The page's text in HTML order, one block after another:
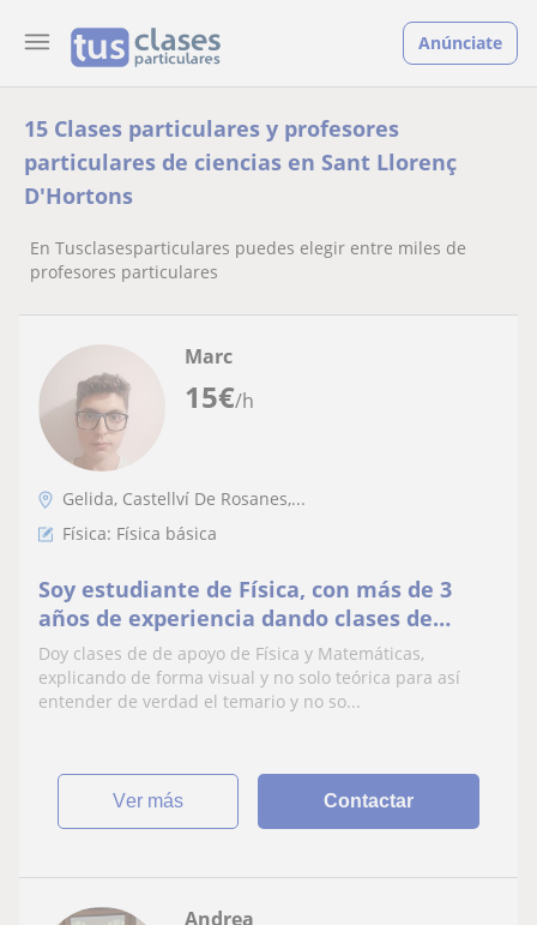
Anúnciate
15 Clases particulares y profesores
particulares de ciencias en Sant Llorenç
D'Hortons
En Tusclasesparticulares puedes elegir entre miles de
profesores particulares
15€/h
Marc
Gelida, Castellví De Rosanes,...
Física: Física básica
Soy estudiante de Física, con más de 3
años de experiencia dando clases de
Matemáticas y Física, nivel Eso a
Bachillerato.
Doy clases de de apoyo de Física y Matemáticas,
explicando de forma visual y no solo teórica para así
entender de verdad el temario y no so...
ver más Contactar
Andrea